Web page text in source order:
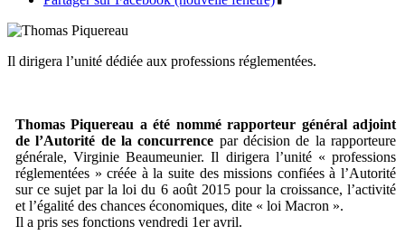
Il dirigera l’unité dédiée aux professions réglementées.
Thomas Piquereau a été nommé rapporteur général adjoint
de l’Autorité de la concurrence par décision de la rapporteure
générale, Virginie Beaumeunier. Il dirigera l’unité « professions
réglementées » créée à la suite des missions confiées à l’Autorité
sur ce sujet par la loi du 6 août 2015 pour la croissance, l’activité
et l’égalité des chances économiques, dite « loi Macron ».
Il a pris ses fonctions vendredi 1er avril.